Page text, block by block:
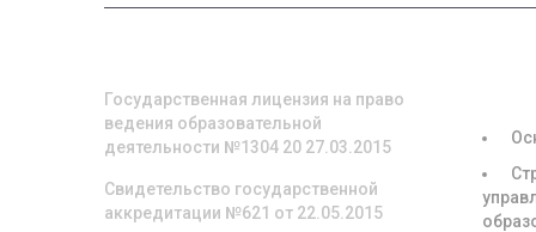
Государственная лицензия на право
ведения образовательной
деятельности №1304 20 27.03.2015
Свидетельство государственной
аккредитации №621 от 22.05.2015